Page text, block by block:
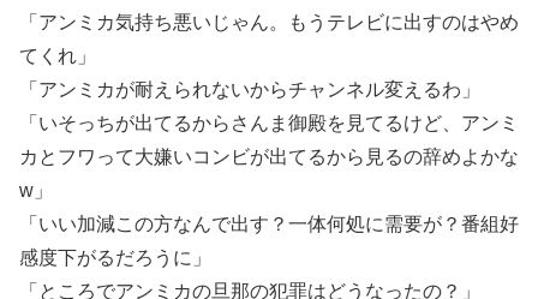
「アンミカ気持ち悪いじゃん。もうテレビに出すのはやめ
てくれ」
「アンミカが耐えられないからチャンネル変えるわ」
「いそっちが出てるからさんま御殿を見てるけど、アンミ
カとフワって大嫌いコンビが出てるから見るの辞めよかな
w」
「いい加減この方なんで出す？一体何処に需要が？番組好
感度下がるだろうに」
「ところでアンミカの旦那の犯罪はどうなったの？」